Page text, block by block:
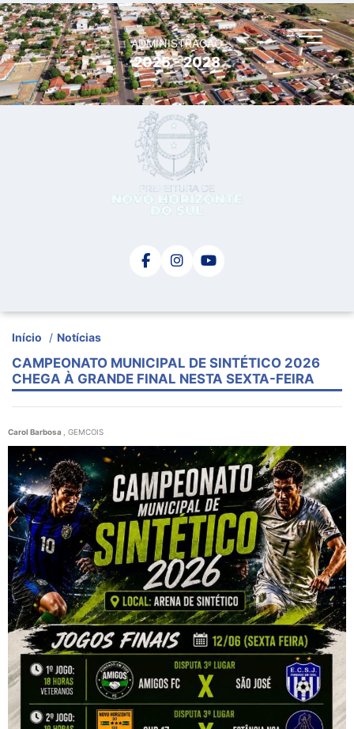
ADMINISTRAÇÃO
2025 - 2028
Início / Notícias
CAMPEONATO MUNICIPAL DE SINTÉTICO 2026
CHEGA À GRANDE FINAL NESTA SEXTA-FEIRA
Carol Barbosa , GEMCOIS